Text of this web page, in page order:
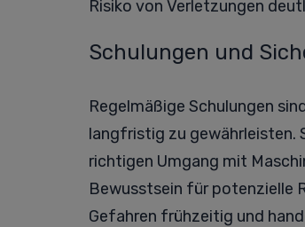
Risiko von Verletzungen
Schulungen und
Regelmäßige Schulungen
langfristig zu gewährleisten.
richtigen Umgang mit
Bewusstsein für potenzielle
Gefahren frühzeitig und